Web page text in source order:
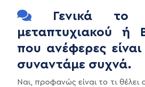
Γενικά το
μεταπτυχιακού ή
που ανέφερες
συναντάμε συχνά.
Ναι, προφανώς είναι το τι θέλει